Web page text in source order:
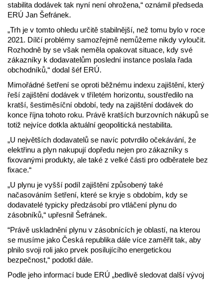
stabilita dodávek tak nyní není ohrožena,“ oznámil předseda
ERÚ Jan Šefránek.
„Trh je v tomto ohledu určitě stabilnější, než tomu bylo v roce
2021. Dílčí problémy samozřejmě nemůžeme nikdy vyloučit.
Rozhodně by se však neměla opakovat situace, kdy své
zákazníky k dodavatelům poslední instance poslala řada
obchodníků,“ dodal šéf ERÚ.
Mimořádné šetření se oproti běžnému indexu zajištění, který
řeší zajištění dodávek v tříletém horizontu, soustředilo na
kratší, šestiměsíční období, tedy na zajištění dodávek do
konce října tohoto roku. Právě kratších burzovních nákupů se
totiž nejvíce dotkla aktuální geopolitická nestabilita.
„U největších dodavatelů se navíc potvrdilo očekávání, že
elektřinu a plyn nakupují dopředu nejen pro zákazníky s
fixovanými produkty, ale také z velké části pro odběratele bez
fixace.“
„U plynu je vyšší podíl zajištění způsobený také
načasováním šetření, které se kryje s obdobím, kdy se
dodavatelé typicky předzásobí pro vtláčení plynu do
zásobníků,“ upřesnil Šefránek.
“Právě uskladnění plynu v zásobnících je oblastí, na kterou
se musíme jako Česká republika dále více zaměřit tak, aby
plnilo svoji roli jako prvek posilujícího energetickou
bezpečnost,“ podotkl dále.
Podle jeho informací bude ERÚ „bedlivě sledovat další vývoj